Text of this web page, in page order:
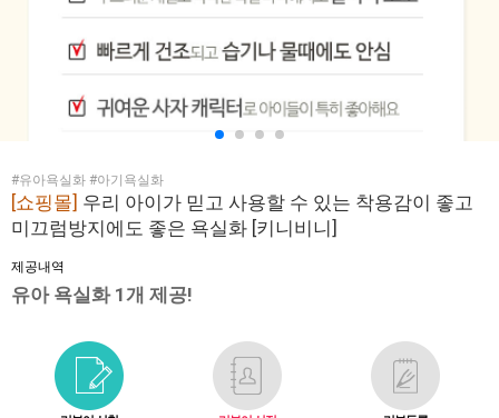
#유아욕실화 #아기욕실화
[쇼핑몰] 우리 아이가 믿고 사용할 수 있는 착용감이 좋고
미끄럼방지에도 좋은 욕실화 [키니비니]
제공내역
유아 욕실화 1개 제공!